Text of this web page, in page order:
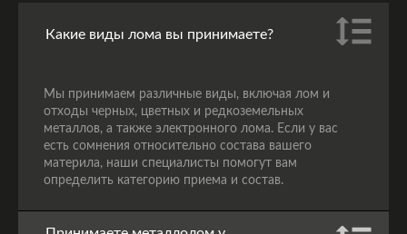
Какие виды лома вы принимаете?
Мы принимаем различные виды, включая лом и
отходы черных, цветных и редкоземельных
металлов, а также электронного лома. Если у вас
есть сомнения относительно состава вашего
материла, наши специалисты помогут вам
определить категорию приема и состав.